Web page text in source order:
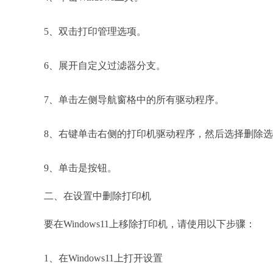
5、双击打印管理选项。
6、展开自定义过滤器分支。
7、单击左侧导航窗格中的所有驱动程序。
8、右键单击右侧的打印机驱动程序，然后选择删除
9、单击是按钮。
二、在设置中删除打印机
要在Windows11上移除打印机，请使用以下步骤：
1、在Windows11上打开设置